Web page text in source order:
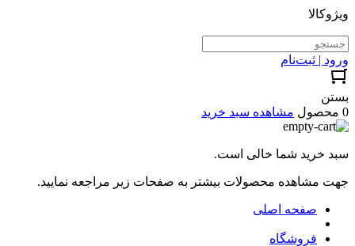
ویژوکالا
ورود | ثبت‌نام
بستن
0 محصول
مشاهده سبد خرید
سبد خرید شما خالی است.
جهت مشاهده محصولات بیشتر به صفحات زیر مراجعه نمایید.
صفحه اصلی
فروشگاه